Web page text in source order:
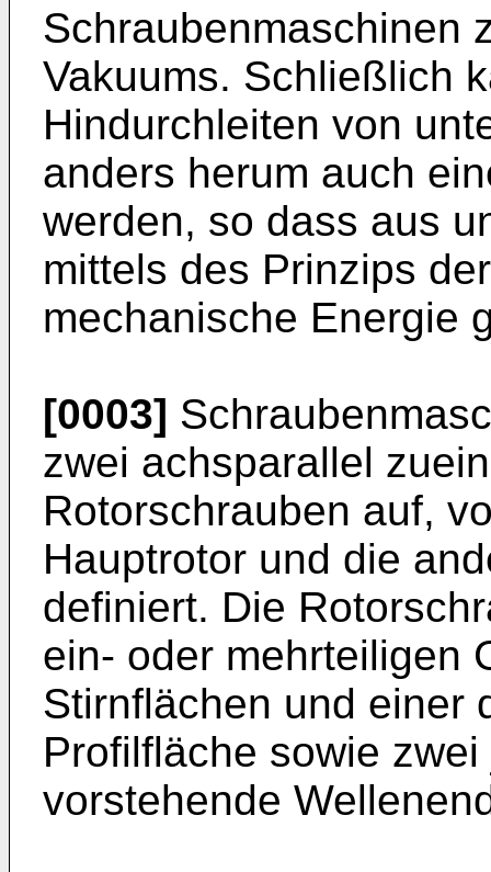
Schraubenmaschinen
Vakuums. Schließlich
Hindurchleiten von
anders herum auch
werden, so dass aus
mittels des Prinzips
mechanische Energie
[0003]
zwei achsparallel
Rotorschrauben auf,
Hauptrotor und die
definiert. Die
ein- oder mehrteiligen
Stirnflächen und einer
Profilfläche sowie
vorstehende